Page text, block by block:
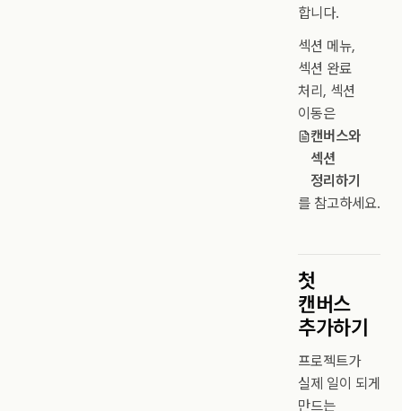
합니다.
섹션 메뉴,
섹션 완료
처리, 섹션
이동은
캔버스와
섹션
정리하기
를 참고하세요.
첫
캔버스
추가하기
프로젝트가
실제 일이 되게
만드는